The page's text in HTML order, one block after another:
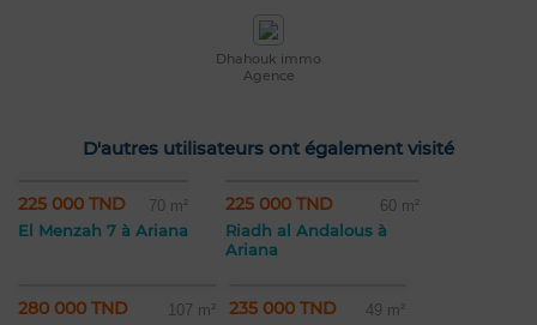
Dhahouk immo
Agence
D'autres utilisateurs ont également visité
225 000 TND 70 m²
El Menzah 7 à Ariana
225 000 TND 60 m²
Riadh al Andalous à
Ariana
280 000 TND 107 m² 235 000 TND 49 m²